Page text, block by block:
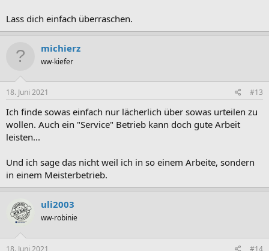
Lass dich einfach überraschen.
michierz
ww-kiefer
18. Juni 2021 #13
Ich finde sowas einfach nur lächerlich über sowas urteilen zu
wollen. Auch ein "Service" Betrieb kann doch gute Arbeit
leisten...
Und ich sage das nicht weil ich in so einem Arbeite, sondern
in einem Meisterbetrieb.
uli2003
ww-robinie
18. Juni 2021 #14